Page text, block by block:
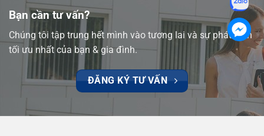
Bạn cần tư vấn?
Chúng tôi tập trung hết mình vào tương lai và sự phát triển
tối ưu nhất của bạn & gia đình.
ĐĂNG KÝ TƯ VẤN